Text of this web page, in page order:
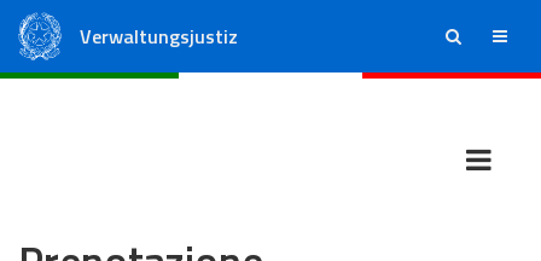
Verwaltungsjustiz ricerca menu